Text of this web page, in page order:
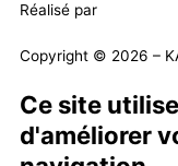
Réalisé par
Copyright © 2026 –
Ce site
d'améliorer